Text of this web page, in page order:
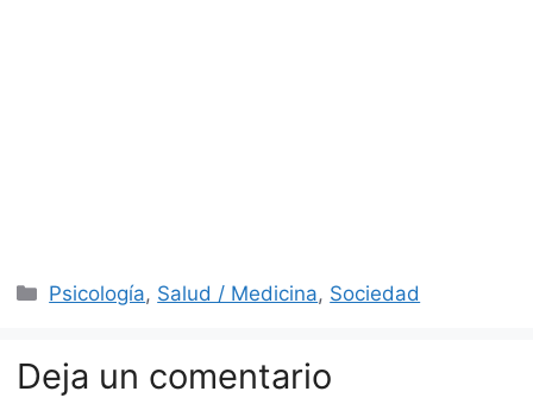
Categorías
Psicología, Salud / Medicina, Sociedad
Deja un comentario